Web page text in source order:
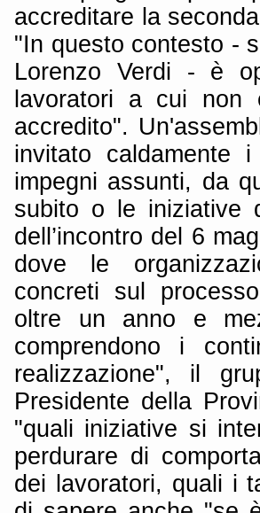
accreditare la
"In questo contesto -
Lorenzo Verdi - è
lavoratori a cui non
accredito".
invitato caldamente
impegni assunti, da
subito o le iniziative
dell’incontro del 6
dove le
concreti sul
oltre un anno e
comprendono i
realizzazione", il
Presidente della
"quali iniziative si
perdurare di
dei lavoratori, quali i